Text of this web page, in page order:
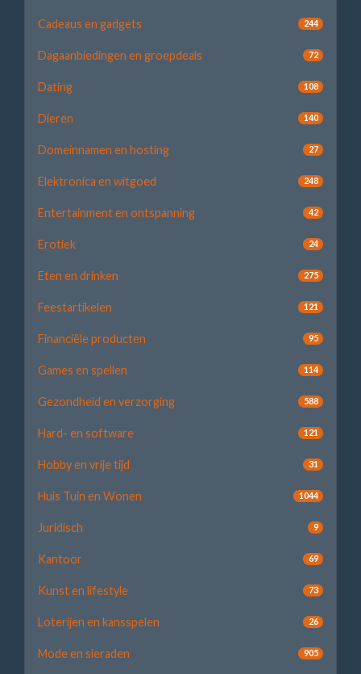
Cadeaus en gadgets 244
Dagaanbiedingen en groepdeals 72
Dating 108
Dieren 140
Domeinnamen en hosting 27
Elektronica en witgoed 248
Entertainment en ontspanning 42
Erotiek 24
Eten en drinken 275
Feestartikelen 121
Financiële producten 95
Games en spellen 114
Gezondheid en verzorging 588
Hard- en software 121
Hobby en vrije tijd 31
Huis Tuin en Wonen 1044
Juridisch 9
Kantoor 69
Kunst en lifestyle 73
Loterijen en kansspelen 26
Mode en sieraden 905